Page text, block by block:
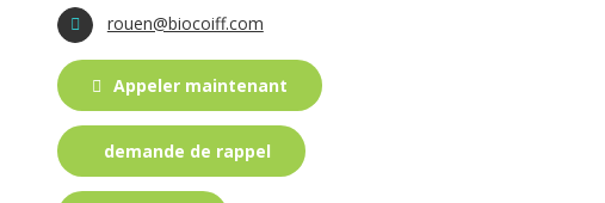
rouen@biocoiff.com
Appeler maintenant
demande de rappel